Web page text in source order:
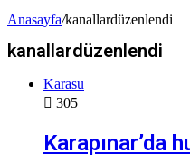
Anasayfa/kanallardüzenlendi
kanallardüzenlendi
Karasu
305
Karapınar’da